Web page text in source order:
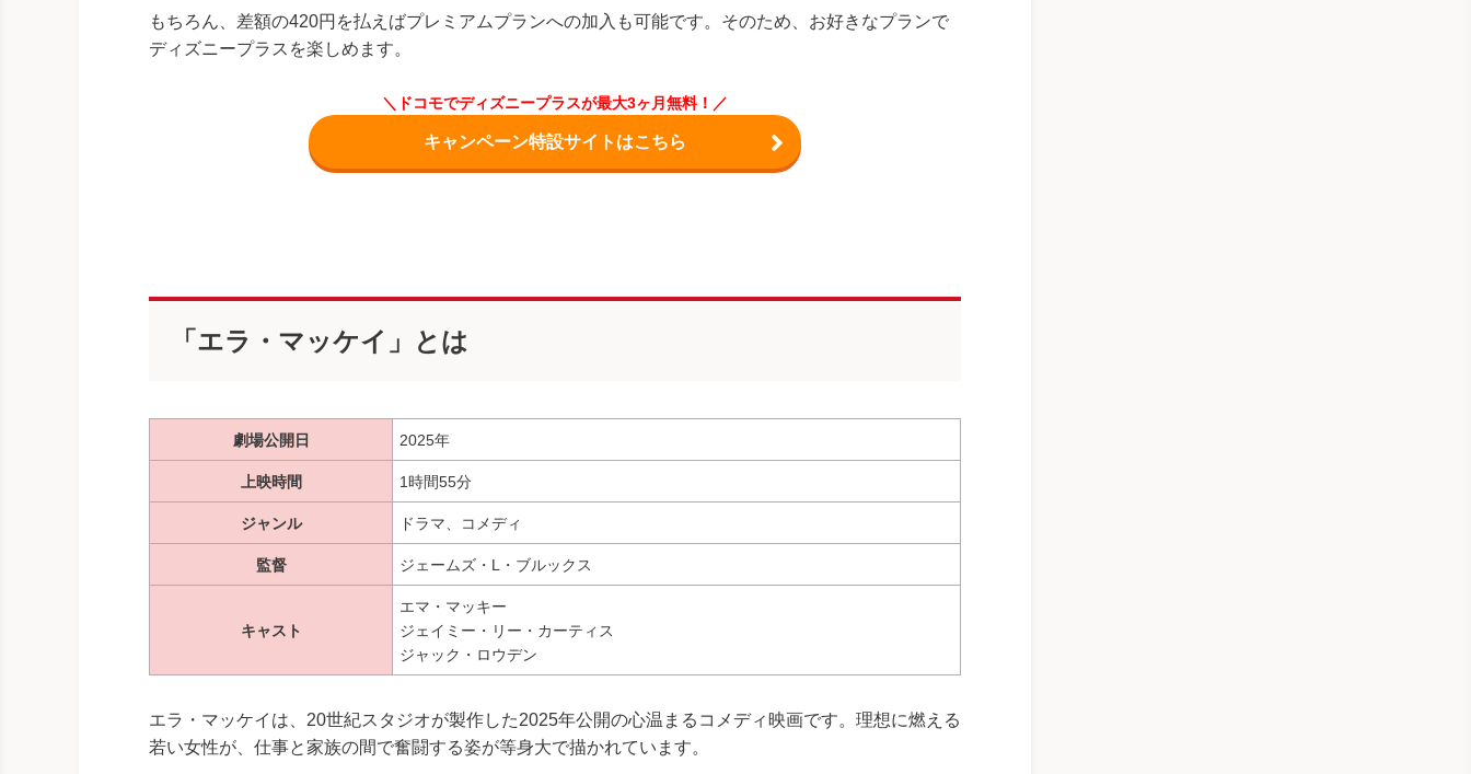
もちろん、差額の420円を払えばプレミアムプランへの加入も可能です。そのため、お好きなプランで
ディズニープラスを楽しめます。
＼ドコモでディズニープラスが最大3ヶ月無料！／
キャンペーン特設サイトはこちら
「エラ・マッケイ」とは
劇場公開日 2025年
上映時間 1時間55分
ジャンル ドラマ、コメディ
監督 ジェームズ・L・ブルックス
キャスト
エマ・マッキー
ジェイミー・リー・カーティス
ジャック・ロウデン
エラ・マッケイは、20世紀スタジオが製作した2025年公開の心温まるコメディ映画です。理想に燃える
若い女性が、仕事と家族の間で奮闘する姿が等身大で描かれています。